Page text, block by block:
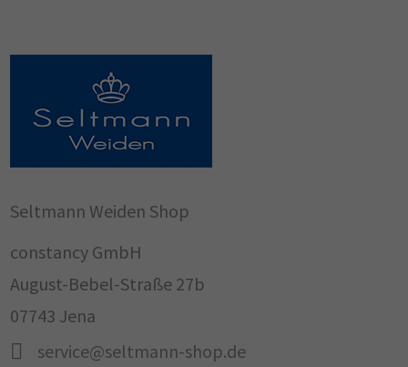
Seltmann Weiden Shop
constancy GmbH
August-Bebel-Straße 27b
07743 Jena
service@seltmann-shop.de